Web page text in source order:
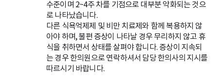
수준이며 2~4주 차를 기점으로 대부분 약화되는 것으
로 나타났습니다.
다른 식욕억제제 및 비만 치료제와 함께 복용하지 않
아야 하며, 불편 증상이 나타날 경우 무리하지 않고 휴
식을 취하면서 상태를 살펴야 합니다. 증상이 지속되
는 경우 한의원으로 연락하셔서 담당 한의사의 지시를
따르시기 바랍니다.